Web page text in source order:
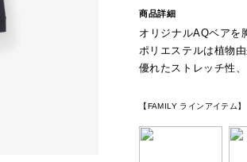
商品詳細
オリジナルAQベアを
ポリエステルは植物
優れたストレッチ性
【FAMILY ラインアイテム】